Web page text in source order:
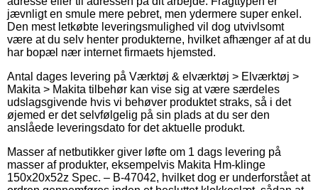
jævnligt en smule mere pebret, men ydermere super enkel.
Den mest letkøbte leveringsmulighed vil dog utvivlsomt
være at du selv henter produkterne, hvilket afhænger af at du
har bopæl nær internet firmaets hjemsted.
Antal dages levering på Værktøj & elværktøj > Elværktøj >
Makita > Makita tilbehør kan vise sig at være særdeles
udslagsgivende hvis vi behøver produktet straks, så i det
øjemed er det selvfølgelig på sin plads at du ser den
anslåede leveringsdato for det aktuelle produkt.
Masser af netbutikker giver løfte om 1 dags levering på
masser af produkter, eksempelvis Makita Hm-klinge
150x20x52z Spec. – B-47042, hvilket dog er underforstået at